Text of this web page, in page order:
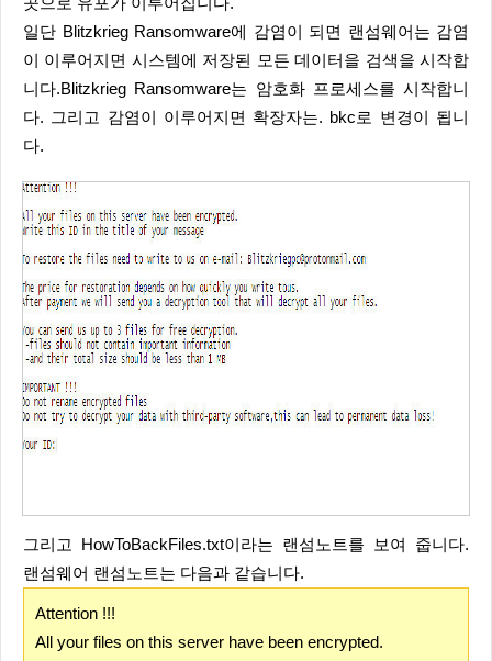
일단 Blitzkrieg Ransomware에 감염이 되면 랜섬웨어는 감염
이 이루어지면 시스템에 저장된 모든 데이터을 검색을 시작합
니다.Blitzkrieg Ransomware는 암호화 프로세스를 시작합니
다. 그리고 감염이 이루어지면 확장자는. bkc로 변경이 됩니
다.
그리고 HowToBackFiles.txt이라는 랜섬노트를 보여 줍니다.
랜섬웨어 랜섬노트는 다음과 같습니다.
Attention !!!
All your files on this server have been encrypted.